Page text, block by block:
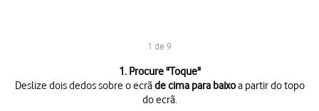
1 de 9
1. Procure "Toque"
Deslize dois dedos sobre o ecrãde cima para baixoa partir do topo
do ecrã.